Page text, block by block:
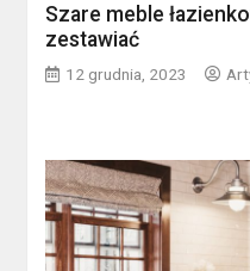
Szare meble
zestawiać
12 grudnia, 2023